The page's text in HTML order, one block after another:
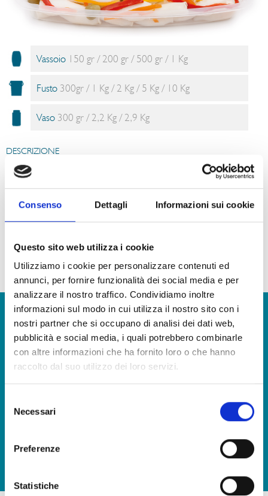
Consenso Dettagli Informazioni sui cookie
Questo sito web utilizza i cookie
Utilizziamo i cookie per personalizzare contenuti ed
annunci, per fornire funzionalità dei social media e per
analizzare il nostro traffico. Condividiamo inoltre
informazioni sul modo in cui utilizza il nostro sito con i
nostri partner che si occupano di analisi dei dati web,
pubblicità e social media, i quali potrebbero combinarle
con altre informazioni che ha fornito loro o che hanno
raccolto dal suo utilizzo dei loro servizi.
delNecessari
Preferenze
Statistiche
Vassoio 150 gr / 200 gr / 500 gr / 1 Kg
Fusto 300gr / 1 Kg / 2 Kg / 5 Kg / 10 Kg
Vaso 300 gr / 2,2 Kg / 2,9 Kg
DESCRIZIONE
Apprezzati per la loro consistenza e gusto delicato che ben si sposa in
qualunque ricetta. I calamari sono preparati secondo autentica ricetta che
SUGGERIMENTI PER IL CONSUMO
I calamari sono pronti per essere serviti come antipasto. Ottimi per ricette
a base di pasta o riso, ideali anche nelle insalate. Potrebbero rappresentare
bambini.
la nostra continua ricerca della qualità fa sì che alcuni ingredienti e materie prime possano
variare
Vuoi avere maggiori informazioni e ricevere il nostro
catalogo prodotti?
CONTATTACI
Porta in tavola il sapore del mare, in qualsiasi occasione
SCARICA IL NOSTRO CATALOGO E SCOPRI TUTTE LE